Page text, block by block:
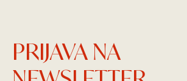
PRIJAVA NA